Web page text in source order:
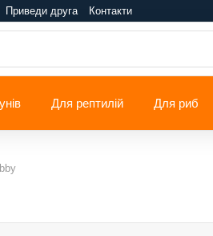
Приведи друга Контакти
Для рептилій Для риб